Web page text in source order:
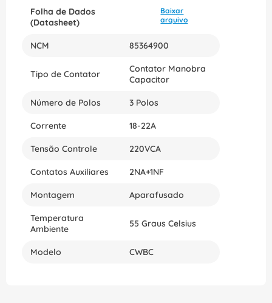
hora de instalá-lo. E porque confiança e qualidade
são palavras-chave para os produtos da WEG,
este contator é fabricado com máximo rigor de
qualidade, garantindo maior durabilidade e
confiabilidade ao longo do tempo. Se você está
seguro, confiável e fácil de instalar para os
sistemas de automação da sua empresa, o
CWBC182130D23 da WEG é a escolha ideal. Adquira
economizando tempo e dinheiro.
Folha de Dados
(Datasheet)
Baixar
arquivo
NCM 85364900
Tipo de Contator
Contator Manobra
Capacitor
Número de Polos 3 Polos
Corrente 18-22A
Tensão Controle 220VCA
Contatos Auxiliares 2NA+1NF
Montagem Aparafusado
Temperatura
Ambiente
55 Graus Celsius
Modelo CWBC